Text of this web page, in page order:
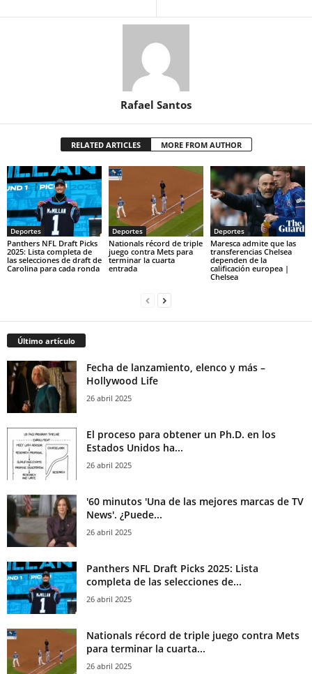
Rafael Santos
RELATED ARTICLES MORE FROM AUTHOR
Deportes
Panthers NFL Draft Picks
2025: Lista completa de
las selecciones de draft de
Carolina para cada ronda
Deportes
Nationals récord de triple
juego contra Mets para
terminar la cuarta
entrada
Deportes
Maresca admite que las
transferencias Chelsea
dependen de la
calificación europea |
Chelsea
Último artículo
Fecha de lanzamiento, elenco y más –
Hollywood Life
26 abril 2025
El proceso para obtener un Ph.D. en los
Estados Unidos ha...
26 abril 2025
'60 minutos 'Una de las mejores marcas de TV
News'. ¿Puede...
26 abril 2025
Panthers NFL Draft Picks 2025: Lista
completa de las selecciones de...
26 abril 2025
Nationals récord de triple juego contra Mets
para terminar la cuarta...
26 abril 2025